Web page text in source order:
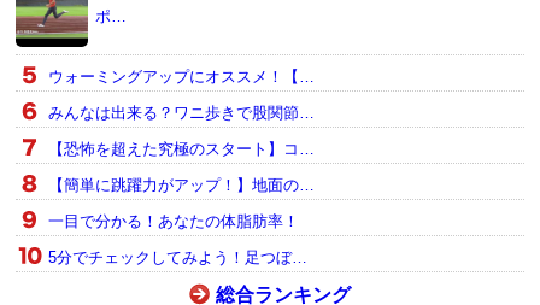
ポ…
ウォーミングアップにオススメ！【…
みんなは出来る？ワニ歩きで股関節…
【恐怖を超えた究極のスタート】コ…
【簡単に跳躍力がアップ！】地面の…
一目で分かる！あなたの体脂肪率！
5分でチェックしてみよう！足つぼ…
総合ランキング